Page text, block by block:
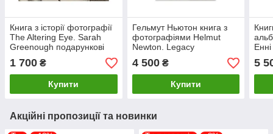
Книга з історії фотографії
The Altering Eye. Sarah
Greenough подарункові
книги для фотографів з
ілюстраціями
1 700 ₴
Купити
Гельмут Ньютон книга з
фотографіями Helmut
Newton. Legacy
подарункові книги для
фотографів з фотографії
4 500₴
Купити
5
Акційні пропозиції та новинки